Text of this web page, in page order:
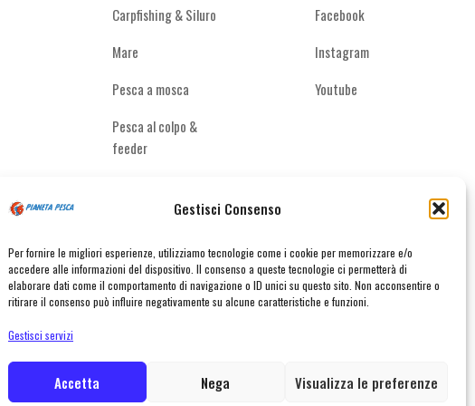
Gestisci Consenso
Per fornire le migliori esperienze, utilizziamo tecnologie come i cookie per memorizzare e/o
accedere alle informazioni del dispositivo. Il consenso a queste tecnologie ci permetterà di
elaborare dati come il comportamento di navigazione o ID unici su questo sito. Non acconsentire o
ritirare il consenso può influire negativamente su alcune caratteristiche e funzioni.
Gestisci servizi
Accetta Nega Visualizza le preferenze
Carpfishing & Siluro
Mare
Pesca a mosca
Pesca al colpo &
feeder
Facebook
Instagram
Youtube
Contattaci